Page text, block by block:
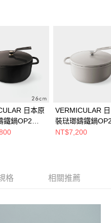
日本原
鐵鍋OP2
子棕)
VERMICULAR
裝琺瑯鑄鐵鍋
18cm (亞麻米)
NT$7,200
格 相關推薦